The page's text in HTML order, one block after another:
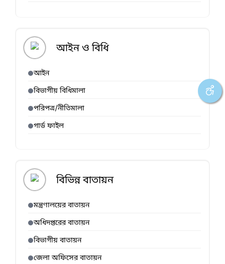
আইন ও বিধি
আইন
বিভাগীয় বিধিমালা
পরিপত্র/নীতিমালা
গার্ড ফাইল
বিভিন্ন বাতায়ন
মন্ত্রণালয়ের বাতায়ন
অধিদপ্তরের বাতায়ন
বিভাগীয় বাতায়ন
জেলা অফিসের বাতায়ন